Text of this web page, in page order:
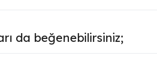
da beğenebilirsiniz;